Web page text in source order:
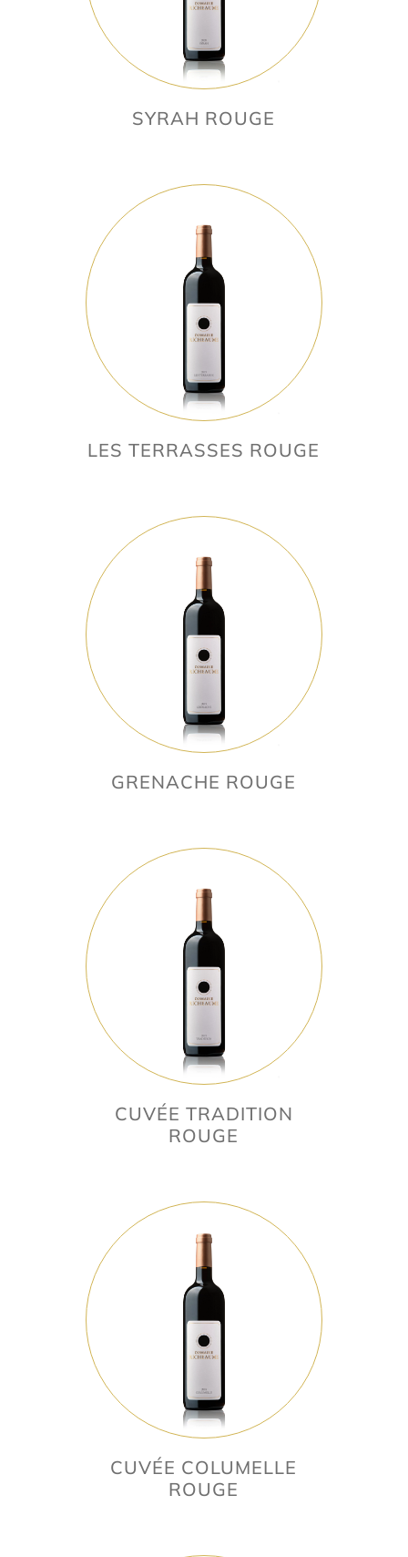
SYRAH ROUGE
LES TERRASSES ROUGE
GRENACHE ROUGE
CUVÉE TRADITION
ROUGE
CUVÉE COLUMELLE
ROUGE